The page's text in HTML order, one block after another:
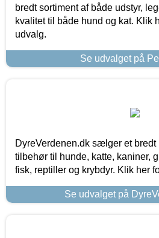
bredt sortiment af både udstyr,
kvalitet til både hund og kat. Klik
udvalg.
Se udvalget på
DyreVerdenen.dk sælger et bredt
tilbehør til hunde, katte, kaniner,
fisk, reptiller og krybdyr. Klik her
Se udvalget på